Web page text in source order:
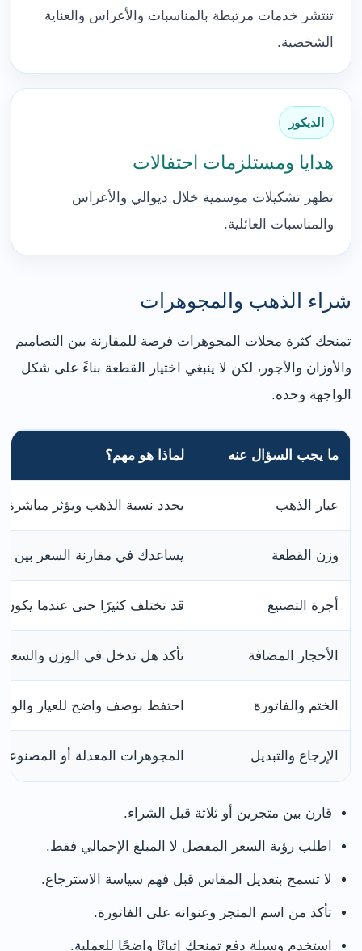
تنتشر خدمات مرتبطة بالمناسبات والأعراس والعناية
الشخصية.
الديكور
هدايا ومستلزمات احتفالات
تظهر تشكيلات موسمية خلال ديوالي والأعراس
والمناسبات العائلية.
شراء الذهب والمجوهرات
تمنحك كثرة محلات المجوهرات فرصة للمقارنة بين التصاميم
والأوزان والأجور، لكن لا ينبغي اختيار القطعة بناءً على شكل
الواجهة وحده.
ما يجب السؤال عنه لماذا هو مهم؟
عيار الذهب يحدد نسبة الذهب ويؤثر مباشرة
وزن القطعة يساعدك في مقارنة السعر بين
أجرة التصنيع قد تختلف كثيرًا حتى عندما يكون
الأحجار المضافة تأكد هل تدخل في الوزن
الختم والفاتورة احتفظ بوصف واضح للعيار
الإرجاع والتبديل المجوهرات المعدلة أو
قارن بين متجرين أو ثلاثة قبل الشراء.
اطلب رؤية السعر المفصل لا المبلغ الإجمالي فقط.
لا تسمح بتعديل المقاس قبل فهم سياسة الاسترجاع.
تأكد من اسم المتجر وعنوانه على الفاتورة.
استخدم وسيلة دفع تمنحك إثباتًا واضحًا للعملية.